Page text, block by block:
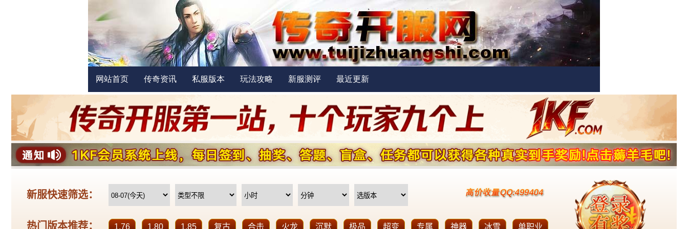
网站首页 传奇资讯 私服版本 玩法攻略 新服测评 最近更新